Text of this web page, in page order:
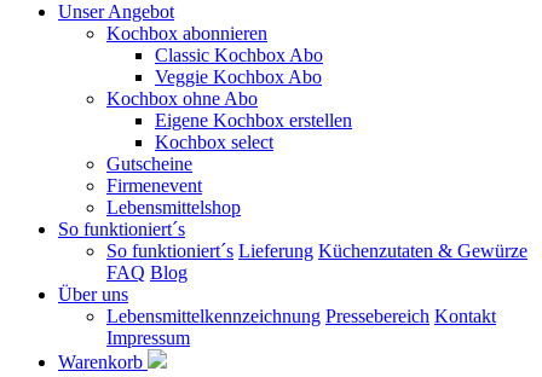
Unser Angebot
Kochbox abonnieren
Classic Kochbox Abo
Veggie Kochbox Abo
Kochbox ohne Abo
Eigene Kochbox erstellen
Kochbox select
Gutscheine
Firmenevent
Lebensmittelshop
So funktioniert´s
So funktioniert´s Lieferung Küchenzutaten & Gewürze
FAQ Blog
Über uns
Lebensmittelkennzeichnung Pressebereich Kontakt
Impressum
Warenkorb